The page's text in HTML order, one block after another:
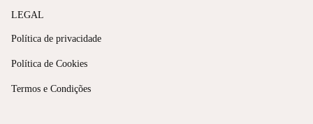
LEGAL
Política de privacidade
Política de Cookies
Termos e Condições